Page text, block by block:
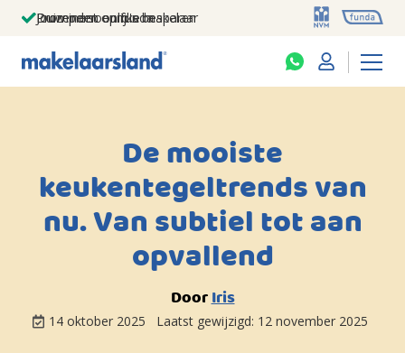
Jouw persoonlijke makelaar
Duizenden euro's besparen
Prominent op funda
De mooiste
keukentegeltrends van
nu. Van subtiel tot aan
opvallend
DoorIris
14 oktober 2025 Laatst gewijzigd: 12 november 2025